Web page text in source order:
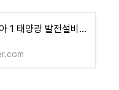
태양광 오디세이아 1 태양광 발전설비 시공 기본편 : 날씨맑음 for pv